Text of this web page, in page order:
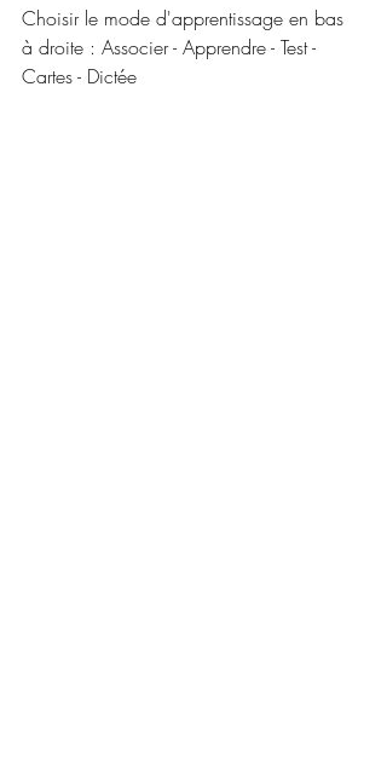
Choisir le mode d'apprentissage en bas
à droite : Associer - Apprendre - Test -
Cartes - Dictée